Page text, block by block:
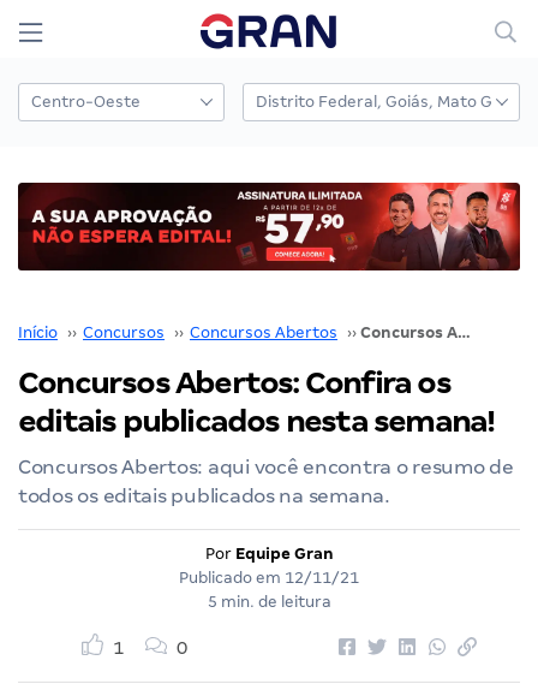
Início ›› Concursos ›› Concursos Abertos ›› Concursos Abertos: Confira os editais publicados nesta semana!
Concursos Abertos: Confira os
editais publicados nesta semana!
Concursos Abertos: aqui você encontra o resumo de
todos os editais publicados na semana.
Por Equipe Gran
Publicado em 12/11/21
5 min. de leitura
1 0